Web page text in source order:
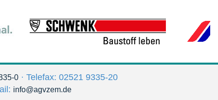
0· Telefax: 02521 9335-20
info@agvzem.de